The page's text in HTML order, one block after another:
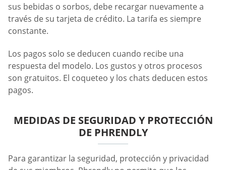
sus bebidas o sorbos, debe recargar nuevamente a
través de su tarjeta de crédito. La tarifa es siempre
constante.
Los pagos solo se deducen cuando recibe una
respuesta del modelo. Los gustos y otros procesos
son gratuitos. El coqueteo y los chats deducen estos
pagos.
MEDIDAS DE SEGURIDAD Y PROTECCIÓN
DE PHRENDLY
Para garantizar la seguridad, protección y privacidad